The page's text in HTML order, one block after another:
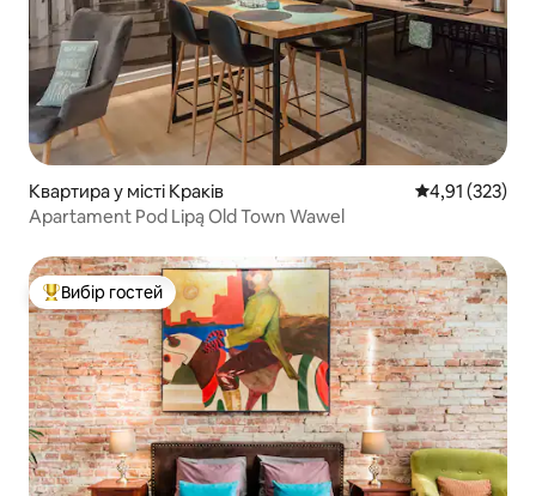
Квартира у місті Краків Середня
4,91 (323)
Apartament Pod Lipą Old Town Wawel
Топ вибір гостей
Вибір гостей